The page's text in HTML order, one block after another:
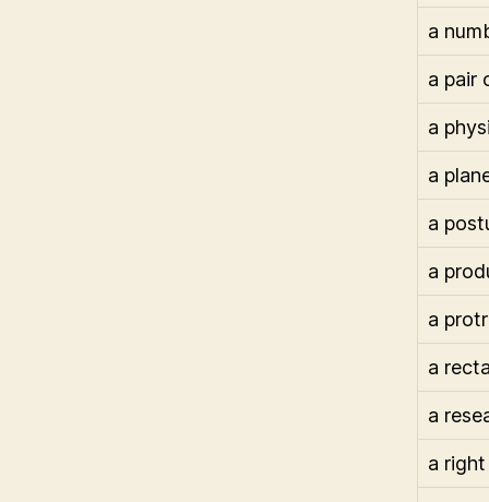
a
a pair
a
a
a
a
a
a
a
a